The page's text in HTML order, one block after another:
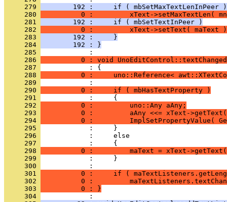
     279
        192 :     if ( mbSetMaxTextLenInPeer )
     280
0 :         xText->setMaxTextLen(
     281
        192 :     if ( mbSetTextInPeer )
     282
0 :         xText->setText( maText
     283
        192 :     }
     284
        192 : }
     285
     286
0 : void
     287
     288
0 :     uno::Reference<
     289
     290
          0 :     if ( mbHasTextProperty )
     291
     292
          0 :         uno::Any aAny;
     293
0 :         aAny <<= xText-
     294
0 :         ImplSetPropertyValue(
     295
     296
     297
     298
0 :         maText = xText-
     299
     300
     301
0 :     if (
     302
0 :
     303
          0 : }
     304